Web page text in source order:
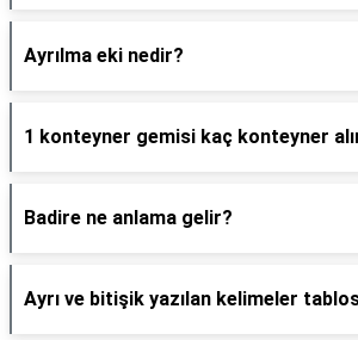
Ayrılma eki nedir?
1 konteyner gemisi kaç konteyner
Badire ne anlama gelir?
Ayrı ve bitişik yazılan kelimeler